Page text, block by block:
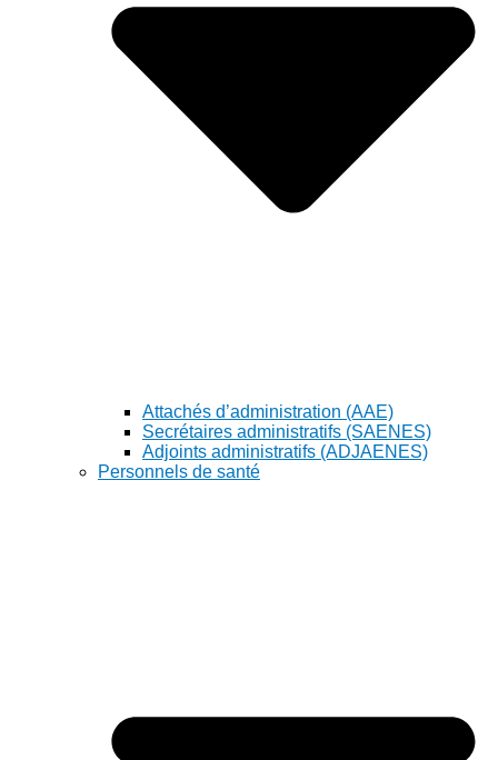
Attachés d’administration (AAE)
Secrétaires administratifs (SAENES)
Adjoints administratifs (ADJAENES)
Personnels de santé